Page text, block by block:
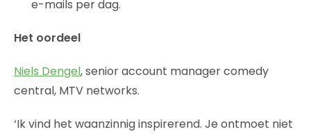
e-mails per dag.
Het oordeel
Niels Dengel, senior account manager comedy
central, MTV networks.
‘Ik vind het waanzinnig inspirerend. Je ontmoet niet